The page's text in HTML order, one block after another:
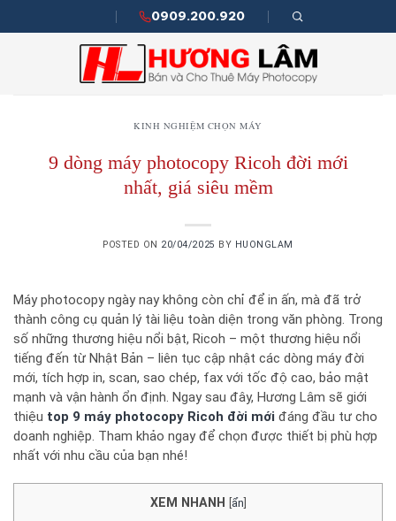
0909.200.920
KINH NGHIỆM CHỌN MÁY
9 dòng máy photocopy Ricoh đời mới
nhất, giá siêu mềm
POSTED ON 20/04/2025 BY HUONGLAM
Máy photocopy ngày nay không còn chỉ để in ấn, mà đã trở
thành công cụ quản lý tài liệu toàn diện trong văn phòng. Trong
số những thương hiệu nổi bật, Ricoh – một thương hiệu nổi
tiếng đến từ Nhật Bản – liên tục cập nhật các dòng máy đời
mới, tích hợp in, scan, sao chép, fax với tốc độ cao, bảo mật
mạnh và vận hành ổn định. Ngay sau đây, Hương Lâm sẽ giới
thiệu top 9 máy photocopy Ricoh đời mới đáng đầu tư cho
doanh nghiệp. Tham khảo ngay để chọn được thiết bị phù hợp
nhất với nhu cầu của bạn nhé!
XEM NHANH [ẩn]